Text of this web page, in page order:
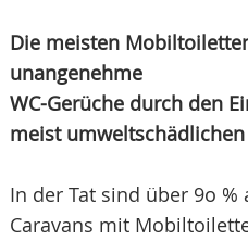
Die meisten
unangenehme
WC-Gerüche durch den
meist umweltschädlichen
In der Tat sind über 9o
Caravans mit